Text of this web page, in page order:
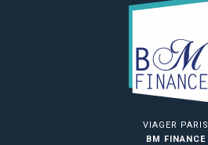
VIAGER PARIS
BM FINANCE